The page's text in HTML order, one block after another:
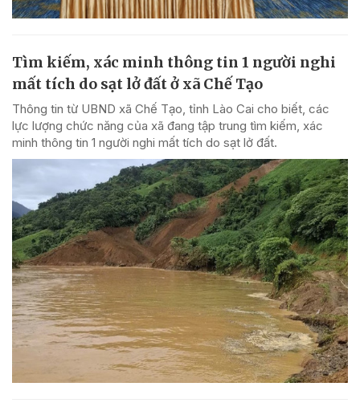
Tìm kiếm, xác minh thông tin 1 người nghi
mất tích do sạt lở đất ở xã Chế Tạo
Thông tin từ UBND xã Chế Tạo, tỉnh Lào Cai cho biết, các
lực lượng chức năng của xã đang tập trung tìm kiếm, xác
minh thông tin 1 người nghi mất tích do sạt lở đất.